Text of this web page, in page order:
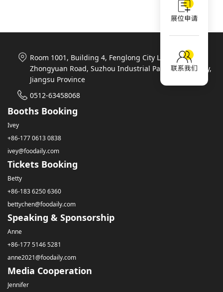
Room 1001, Building 4, Fenglong City Life Plaza, 788
Zhongyuan Road, Suzhou Industrial Park, Suzhou City,
Jiangsu Province
0512-63458068
Booths Booking
Ivey
+86-177 0613 0838
ivey@foodaily.com
Tickets Booking
Betty
+86-183 6250 6360
bettychen@foodaily.com
Speaking & Sponsorship
Anne
+86-177 5146 5281
anne2021@foodaily.com
Media Cooperation
Jennifer